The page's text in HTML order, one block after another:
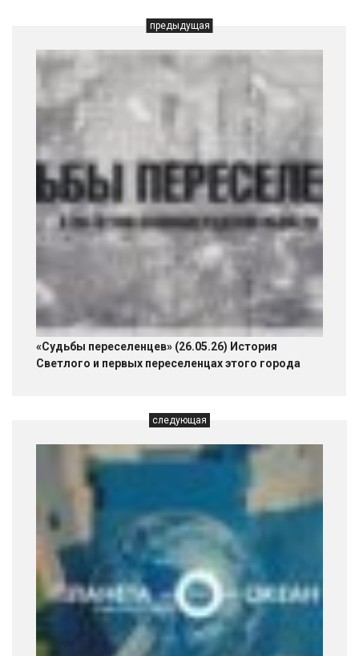
предыдущая
«Судьбы переселенцев» (26.05.26) История
Светлого и первых переселенцах этого города
следующая